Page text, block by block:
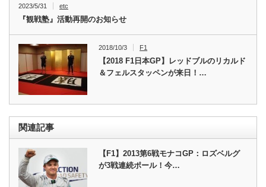
2023/5/31 etc
『観戦塾』活動再開のお知らせ
2018/10/3 F1
【2018 F1日本GP】レッドブルのリカルド
＆フェルスタッペンが来日！…
関連記事
【F1】2013第6戦モナコGP：ロズベルグ
が3戦連続ポール！今…